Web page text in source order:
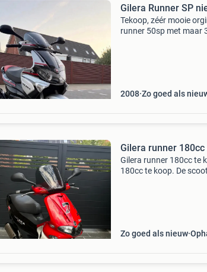
Gilera Runner SP
Tekoop, zéér mooie
runner 50sp met maar
2008 Zo goed als
Gilera runner 180cc
Gilera runner 180cc te
180cc te koop. De
Zo goed als nieuw